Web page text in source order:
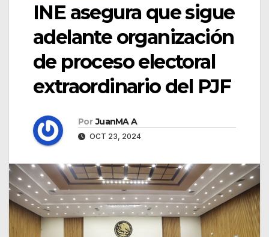
INE asegura que sigue
adelante organización
de proceso electoral
extraordinario del PJF
Por JuanMA A
OCT 23, 2024